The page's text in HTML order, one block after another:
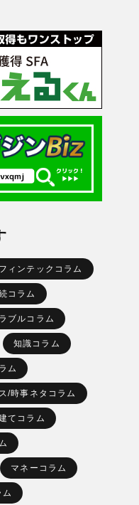
フィンテックコラム
コラム
ブルコラム
知識コラム
ム
/時事ネタコラム
てコラム
マネーコラム
ム